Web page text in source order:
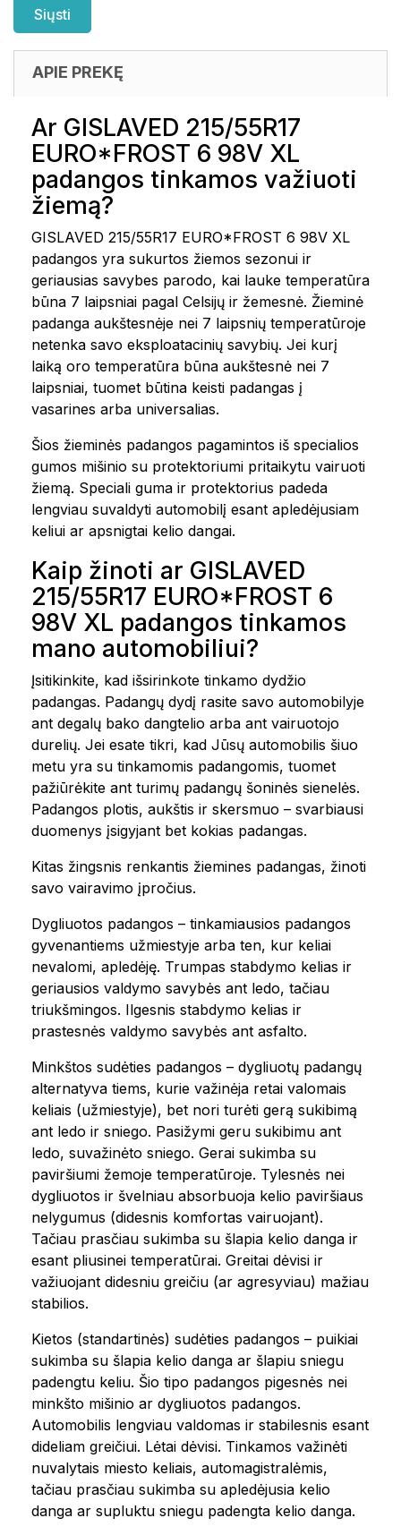
APIE PREKĘ
Ar GISLAVED 215/55R17
EURO*FROST 6 98V XL
padangos tinkamos važiuoti
žiemą?
GISLAVED 215/55R17 EURO*FROST 6 98V XL
padangos yra sukurtos žiemos sezonui ir
geriausias savybes parodo, kai lauke temperatūra
būna 7 laipsniai pagal Celsijų ir žemesnė. Žieminė
padanga aukštesnėje nei 7 laipsnių temperatūroje
netenka savo eksploatacinių savybių. Jei kurį
laiką oro temperatūra būna aukštesnė nei 7
laipsniai, tuomet būtina keisti padangas į
vasarines arba universalias.
Šios žieminės padangos pagamintos iš specialios
gumos mišinio su protektoriumi pritaikytu vairuoti
žiemą. Speciali guma ir protektorius padeda
lengviau suvaldyti automobilį esant apledėjusiam
keliui ar apsnigtai kelio dangai.
Kaip žinoti ar GISLAVED
215/55R17 EURO*FROST 6
98V XL padangos tinkamos
mano automobiliui?
Įsitikinkite, kad išsirinkote tinkamo dydžio
padangas. Padangų dydį rasite savo automobilyje
ant degalų bako dangtelio arba ant vairuotojo
durelių. Jei esate tikri, kad Jūsų automobilis šiuo
metu yra su tinkamomis padangomis, tuomet
pažiūrėkite ant turimų padangų šoninės sienelės.
Padangos plotis, aukštis ir skersmuo – svarbiausi
duomenys įsigyjant bet kokias padangas.
Kitas žingsnis renkantis žiemines padangas, žinoti
savo vairavimo įpročius.
Dygliuotos padangos – tinkamiausios padangos
gyvenantiems užmiestyje arba ten, kur keliai
nevalomi, apledėję. Trumpas stabdymo kelias ir
geriausios valdymo savybės ant ledo, tačiau
triukšmingos. Ilgesnis stabdymo kelias ir
prastesnės valdymo savybės ant asfalto.
Minkštos sudėties padangos – dygliuotų padangų
alternatyva tiems, kurie važinėja retai valomais
keliais (užmiestyje), bet nori turėti gerą sukibimą
ant ledo ir sniego. Pasižymi geru sukibimu ant
ledo, suvažinėto sniego. Gerai sukimba su
paviršiumi žemoje temperatūroje. Tylesnės nei
dygliuotos ir švelniau absorbuoja kelio paviršiaus
nelygumus (didesnis komfortas vairuojant).
Tačiau prasčiau sukimba su šlapia kelio danga ir
esant pliusinei temperatūrai. Greitai dėvisi ir
važiuojant didesniu greičiu (ar agresyviau) mažiau
stabilios.
Kietos (standartinės) sudėties padangos – puikiai
sukimba su šlapia kelio danga ar šlapiu sniegu
padengtu keliu. Šio tipo padangos pigesnės nei
minkšto mišinio ar dygliuotos padangos.
Automobilis lengviau valdomas ir stabilesnis esant
dideliam greičiui. Lėtai dėvisi. Tinkamos važinėti
nuvalytais miesto keliais, automagistralėmis,
tačiau prasčiau sukimba su apledėjusia kelio
danga ar supluktu sniegu padengta kelio danga.